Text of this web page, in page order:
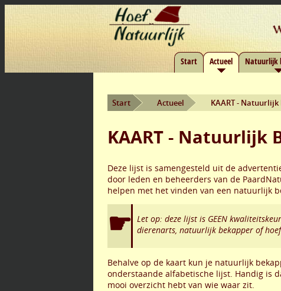
Start Actueel Natuurlijk
Start Actueel KAART -
KAART - Natuurlijk
Deze lijst is samengesteld uit de
door leden en beheerders van de
helpen met het vinden van een natuurlijk
Let op: deze lijst is GEEN
dierenarts, natuurlijk bekapper of
Behalve op de kaart kun je natuurlijk
onderstaande alfabetische lijst. Handig is
mooi overzicht hebt van wie waar zit.